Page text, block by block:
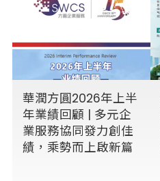
華潤方圓2026年上半
年業績回顧 | 多元企
業服務協同發力創佳
績，乘勢而上啟新篇